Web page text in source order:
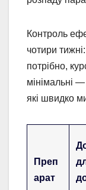
Контроль
чотири
потрібно,
мінімальні
які швидко
Преп
арат